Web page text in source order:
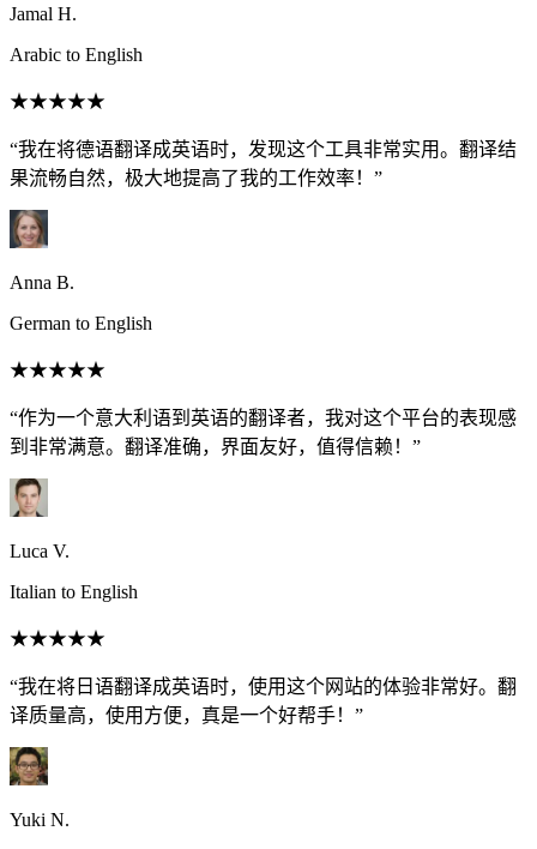
Jamal H.
Arabic to English
★★★★★
“我在将德语翻译成英语时，发现这个工具非常实用。翻译结
果流畅自然，极大地提高了我的工作效率！”
Anna B.
German to English
★★★★★
“作为一个意大利语到英语的翻译者，我对这个平台的表现感
到非常满意。翻译准确，界面友好，值得信赖！”
Luca V.
Italian to English
★★★★★
“我在将日语翻译成英语时，使用这个网站的体验非常好。翻
译质量高，使用方便，真是一个好帮手！”
Yuki N.